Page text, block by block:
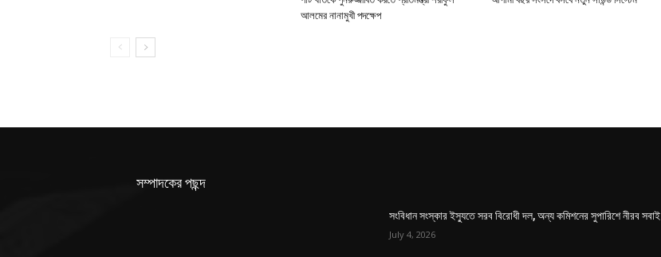
আলমের নানামুখী পদক্ষেপ
সম্পাদকের পছন্দ
সংবিধান সংস্কার ইস্যুতে সরব বিরোধী দল, অন্য কমিশনের সুপারিশে নীরব সবাই
July 4, 2026